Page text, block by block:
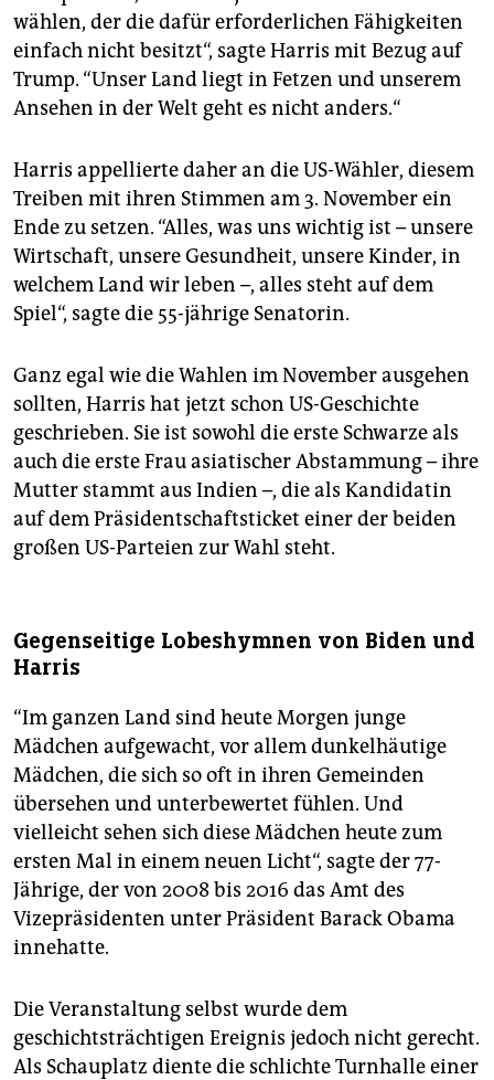
wählen, der die dafür erforderlichen Fähigkeiten
einfach nicht besitzt“, sagte Harris mit Bezug auf
Trump. “Unser Land liegt in Fetzen und unserem
Ansehen in der Welt geht es nicht anders.“
Harris appellierte daher an die US-Wähler, diesem
Treiben mit ihren Stimmen am 3. November ein
Ende zu setzen. “Alles, was uns wichtig ist – unsere
Wirtschaft, unsere Gesundheit, unsere Kinder, in
welchem Land wir leben –, alles steht auf dem
Spiel“, sagte die 55-jährige Senatorin.
Ganz egal wie die Wahlen im November ausgehen
sollten, Harris hat jetzt schon US-Geschichte
geschrieben. Sie ist sowohl die erste Schwarze als
auch die erste Frau asiatischer Abstammung – ihre
Mutter stammt aus Indien –, die als Kandidatin
auf dem Präsidentschaftsticket einer der beiden
großen US-Parteien zur Wahl steht.
Gegenseitige Lobeshymnen von Biden und
Harris
“Im ganzen Land sind heute Morgen junge
Mädchen aufgewacht, vor allem dunkelhäutige
Mädchen, die sich so oft in ihren Gemeinden
übersehen und unterbewertet fühlen. Und
vielleicht sehen sich diese Mädchen heute zum
ersten Mal in einem neuen Licht“, sagte der 77-
Jährige, der von 2008 bis 2016 das Amt des
Vizepräsidenten unter Präsident Barack Obama
innehatte.
Die Veranstaltung selbst wurde dem
geschichtsträchtigen Ereignis jedoch nicht gerecht.
Als Schauplatz diente die schlichte Turnhalle einer